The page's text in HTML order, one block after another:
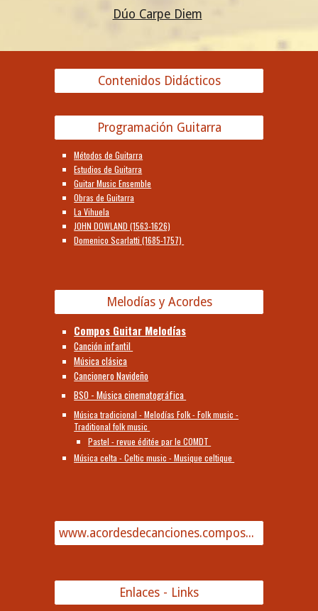
Dúo Carpe Diem
Contenidos Didácticos
Programación Guitarra
Métodos de Guitarra
Estudios de Guitarra
Guitar Music Ensemble
Obras de Guitarra
La Vihuela
JOHN DOWLAND (1563-1626)
Domenico Scarlatti (1685-1757)
Melodías y Acordes
Compos Guitar Melodías
Canción infantil
Música clásica
Cancionero Navideño
BSO - Música cinematográfica
Música tradicional - Melodías Folk - Folk music -
Traditional folk music
Pastel - revue éditée par le COMDT
Música celta - Celtic music - Musique celtique
www.acordesdecanciones.composguitar.es
Enlaces - Links